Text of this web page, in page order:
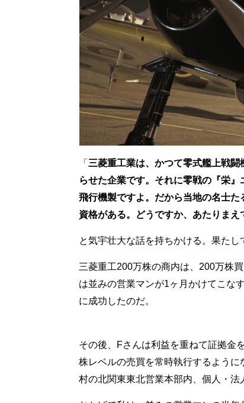
「 三菱重工業は、かつて零式艦上戦
らせた企業です。それに零戦の『栄
飛行機製ですよ。だから当地の名士
資格がある。どうですか、あたりまえ
と気宇壮大な話を持ちかける。果たし
三菱重工200万株の商内は、200万株
は並みの営業マンが1ヶ月かけてこな
に成功したのだ。
その後、Fさんは利益を重ねて証拠金
株レベルの売買を常時執行するよう
村の北関東東北営業本部内、個人・法